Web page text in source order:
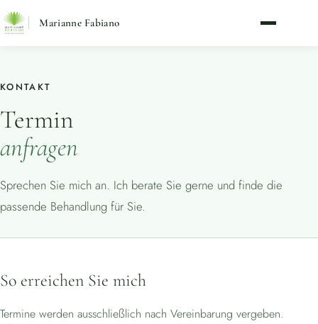
Marianne Fabiano
KONTAKT
Termin
anfragen
Sprechen Sie mich an. Ich berate Sie gerne und finde die
passende Behandlung für Sie.
So erreichen Sie mich
Termine werden ausschließlich nach Vereinbarung vergeben.